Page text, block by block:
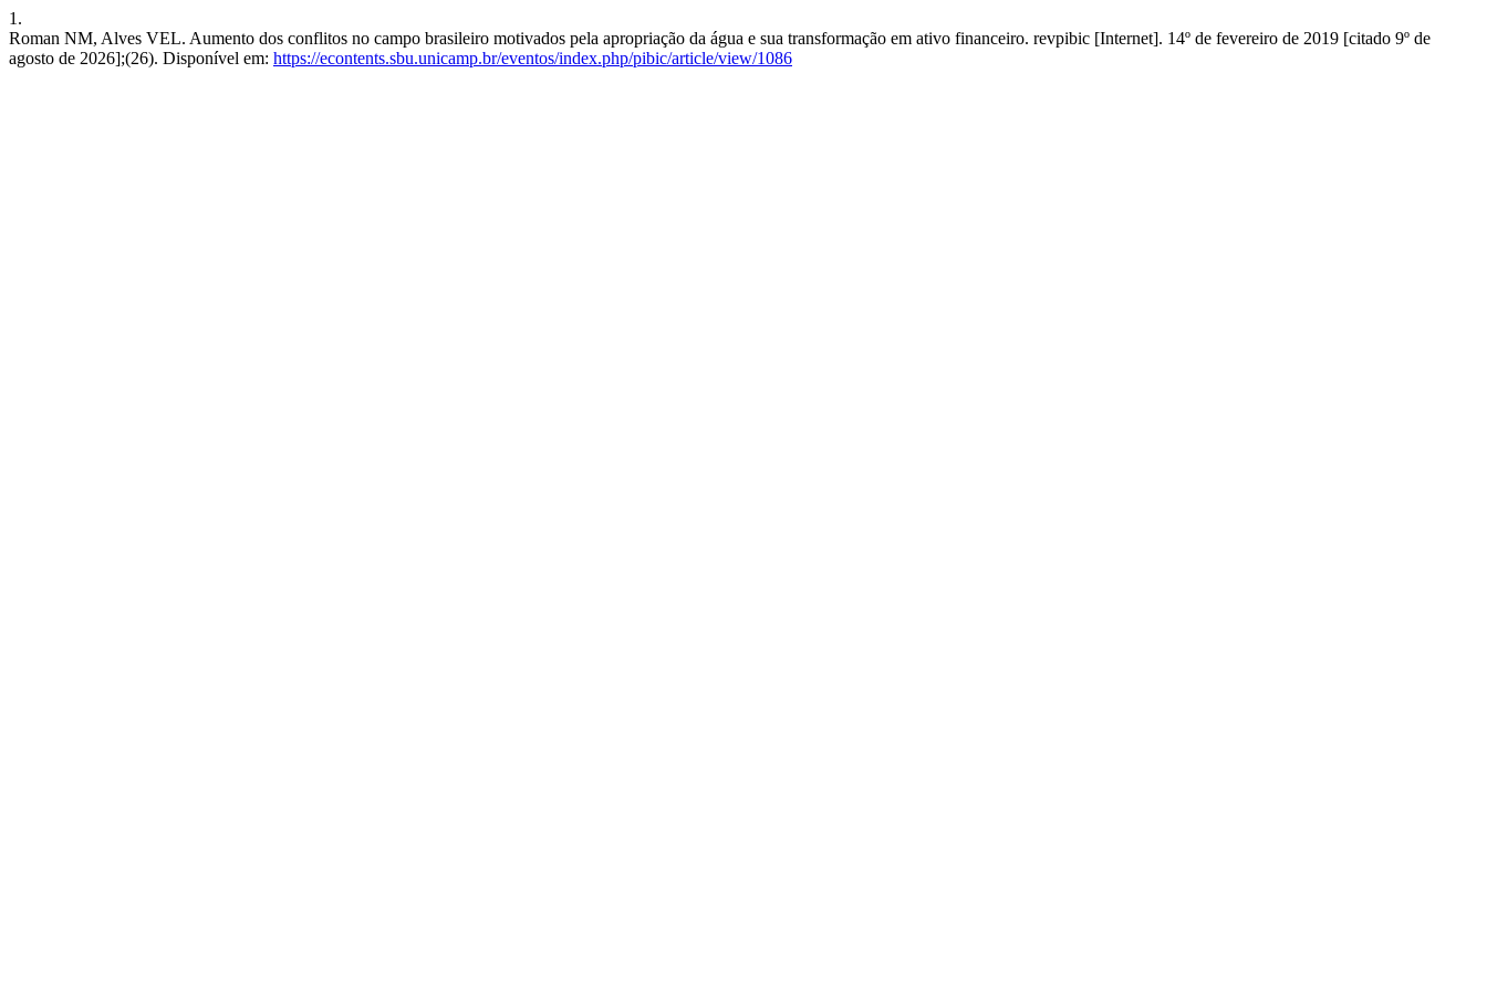
1.
Roman NM, Alves VEL. Aumento dos conflitos no campo brasileiro motivados pela apropriação da água e sua transformação em ativo financeiro. revpibic [Internet]. 14º de fevereiro de 2019 [citado 9º de
agosto de 2026];(26). Disponível em: https://econtents.sbu.unicamp.br/eventos/index.php/pibic/article/view/1086